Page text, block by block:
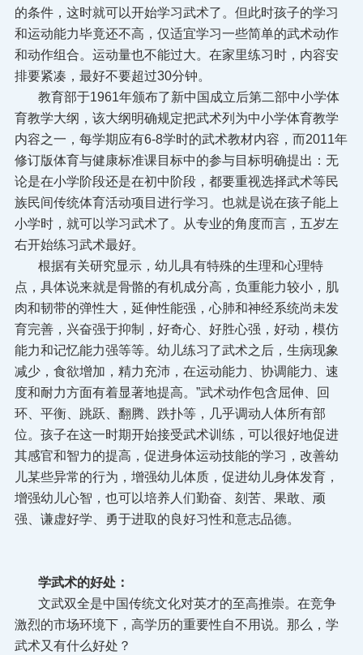
的条件，这时就可以开始学习武术了。但此时孩子的学习
和运动能力毕竟还不高，仅适宜学习一些简单的武术动作
和动作组合。 运动量也不能过大。在家里练习时，内容安
排要紧凑，最好不要超过30分钟。
教育部于1961年颁布了新中国成立后第二部中小学体
育教学大纲，该大纲明确规定把武术列为中小学体育教学
内容之一，每学期应有6-8学时的武术教材内容，而2011年
修订版体育与健康标准课目标中的参与目标明确提出：无
论是在小学阶段还是在初中阶段，都要重视选择武术等民
族民间传统体育活动项目进行学习。也就是说在孩子能上
小学时，就可以学习武术了。从专业的角度而言，五岁左
右开始练习武术最好。
根据有关研究显示，幼儿具有特殊的生理和心理特
点，具体说来就是骨骼的有机成分高，负重能力较小，肌
肉和韧带的弹性大，延伸性能强，心肺和神经系统尚未发
育完善，兴奋强于抑制，好奇心、好胜心强，好动，模仿
能力和记忆能力强等等。幼儿练习了武术之后，生病现象
减少，食欲增加，精力充沛，在运动能力、协调能力、速
度和耐力方面有着显著地提高。”武术动作包含屈伸、回
环、平衡、跳跃、翻腾、跌扑等，几乎调动人体所有部
位。孩子在这一时期开始接受武术训练，可以很好地促进
其感官和智力的提高，促进身体运动技能的学习，改善幼
儿某些异常的行为，增强幼儿体质，促进幼儿身体发育，
增强幼儿心智，也可以培养人们勤奋、刻苦、果敢、顽
强、谦虚好学、勇于进取的良好习性和意志品德。
学武术的好处：
文武双全是中国传统文化对英才的至高推崇。在竞争
激烈的市场环境下，高学历的重要性自不用说。那么，学
武术又有什么好处？